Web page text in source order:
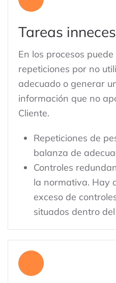
Tareas
En los procesos
repeticiones por no
adecuado o generar
información que no
Cliente.
Repeticiones de
balanza de
Controles
la normativa. Hay
exceso de
situados dentro